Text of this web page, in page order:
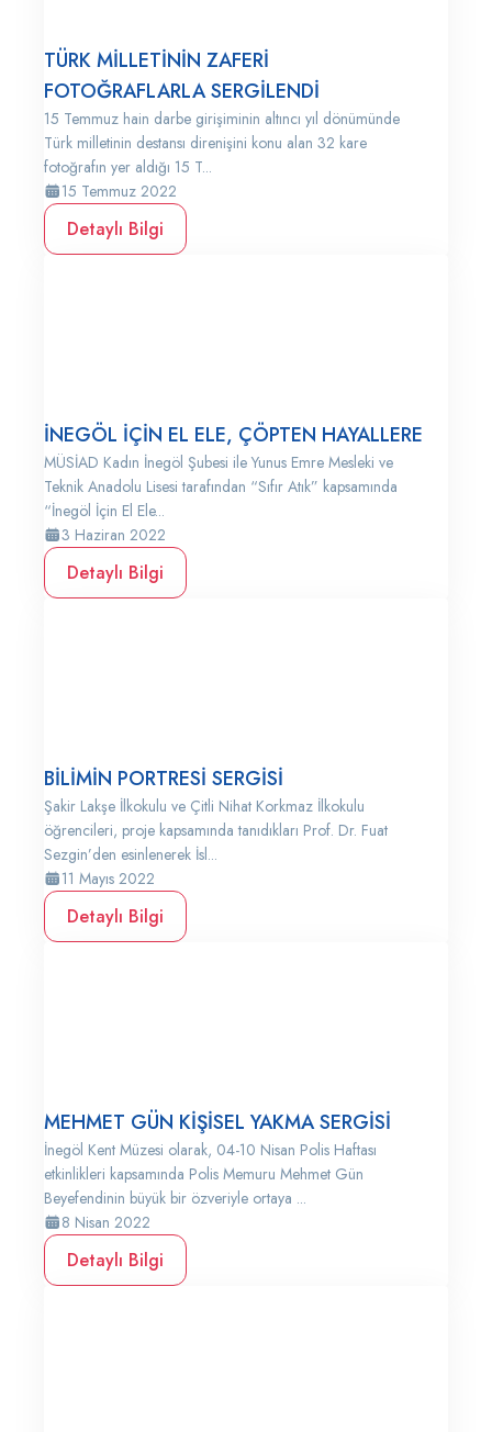
TÜRK MİLLETİNİN ZAFERİ
FOTOĞRAFLARLA SERGİLENDİ
15 Temmuz hain darbe girişiminin altıncı yıl dönümünde
Türk milletinin destansı direnişini konu alan 32 kare
fotoğrafın yer aldığı 15 T...
15 Temmuz 2022
Detaylı Bilgi
İNEGÖL İÇİN EL ELE, ÇÖPTEN HAYALLERE
MÜSİAD Kadın İnegöl Şubesi ile Yunus Emre Mesleki ve
Teknik Anadolu Lisesi tarafından “Sıfır Atık” kapsamında
“İnegöl İçin El Ele...
3 Haziran 2022
Detaylı Bilgi
BİLİMİN PORTRESİ SERGİSİ
Şakir Lakşe İlkokulu ve Çitli Nihat Korkmaz İlkokulu
öğrencileri, proje kapsamında tanıdıkları Prof. Dr. Fuat
Sezgin’den esinlenerek İsl...
11 Mayıs 2022
Detaylı Bilgi
MEHMET GÜN KİŞİSEL YAKMA SERGİSİ
İnegöl Kent Müzesi olarak, 04-10 Nisan Polis Haftası
etkinlikleri kapsamında Polis Memuru Mehmet Gün
Beyefendinin büyük bir özveriyle ortaya ...
8 Nisan 2022
Detaylı Bilgi